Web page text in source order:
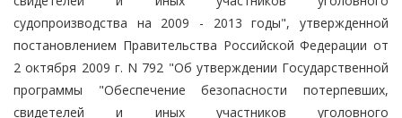
судопроизводства на 2009 - 2013 годы", утвержденной
постановлением Правительства Российской Федерации от
2 октября 2009 г. N 792 "Об утверждении Государственной
программы "Обеспечение безопасности потерпевших,
свидетелей и иных участников уголовного